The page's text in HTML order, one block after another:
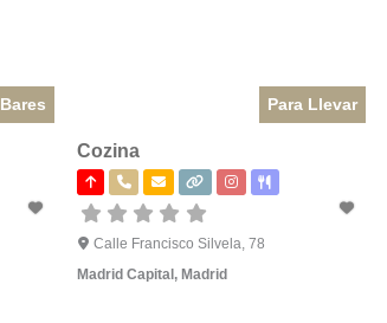
Bares Para Llevar
Cozina
Calle Francisco Silvela, 78
Madrid Capital,Madrid